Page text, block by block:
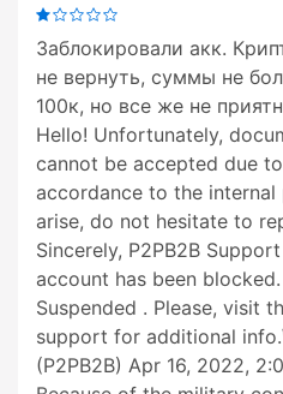
Заблокировали акк.
не вернуть, суммы не
100к, но все же не
Hello! Unfortunately,
cannot be accepted due
accordance to the
arise, do not hesitate to
Sincerely, P2PB2B
account has been
Suspended . Please, visit
support for additional
(P2PB2B) Apr 16, 2022,